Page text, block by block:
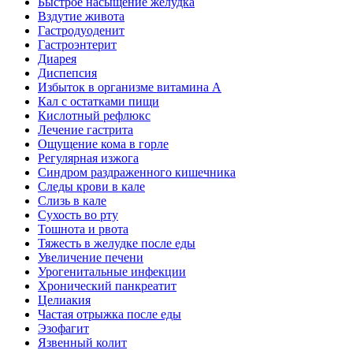
Вздутие живота
Гастродуоденит
Гастроэнтерит
Диарея
Диспепсия
Избыток в организме витамина А
Кал с остатками пищи
Кислотный рефлюкс
Лечение гастрита
Ощущение кома в горле
Регулярная изжога
Синдром раздраженного кишечника
Следы крови в кале
Слизь в кале
Сухость во рту
Тошнота и рвота
Тяжесть в желудке после еды
Увеличение печени
Урогенитальные инфекции
Хронический панкреатит
Целиакия
Частая отрыжка после еды
Эзофагит
Язвенный колит